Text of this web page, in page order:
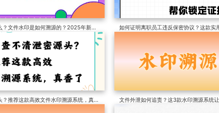
？文件水印是如何溯源的？2025年新整
如何证明离职员工违反保密协议？这款实
推荐这款高效文件水印溯源系统，真香 文件外泄如何追责？这3款水印溯源系统